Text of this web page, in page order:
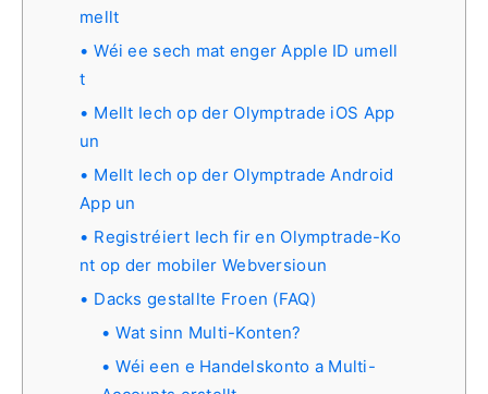
mellt
Wéi ee sech mat enger Apple ID umell
t
Mellt Iech op der Olymptrade iOS App
un
Mellt Iech op der Olymptrade Android
App un
Registréiert Iech fir en Olymptrade-Ko
nt op der mobiler Webversioun
Dacks gestallte Froen (FAQ)
Wat sinn Multi-Konten?
Wéi een e Handelskonto a Multi-